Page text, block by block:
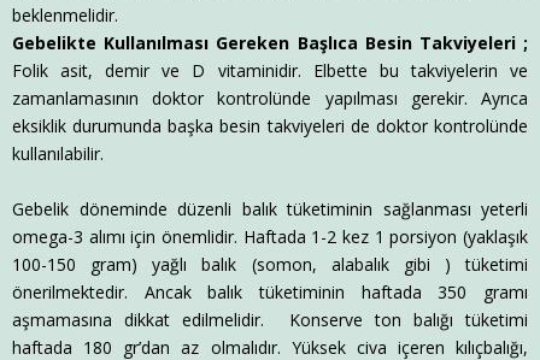
beklenmelidir.
Gebelikte Kullanılması Gereken Başlıca Besin Takviyeleri ;
Folik asit, demir ve D vitaminidir. Elbette bu takviyelerin ve
zamanlamasının doktor kontrolünde yapılması gerekir. Ayrıca
eksiklik durumunda başka besin takviyeleri de doktor kontrolünde
kullanılabilir.
Gebelik döneminde düzenli balık tüketiminin sağlanması yeterli
omega-3 alımı için önemlidir. Haftada 1-2 kez 1 porsiyon (yaklaşık
100-150 gram) yağlı balık (somon, alabalık gibi ) tüketimi
önerilmektedir. Ancak balık tüketiminin haftada 350 gramı
aşmamasına dikkat edilmelidir. Konserve ton balığı tüketimi
haftada 180 gr’dan az olmalıdır. Yüksek civa içeren kılıçbalığı,